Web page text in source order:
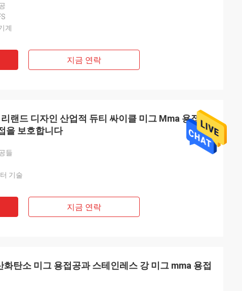
계
지금 연락
랜드 디자인 산업적 듀티 싸이클 미그 Mma 용접공
을 보호합니다
들
기술
지금 연락
탄소 미그 용접공과 스테인레스 강 미그 mma 용접